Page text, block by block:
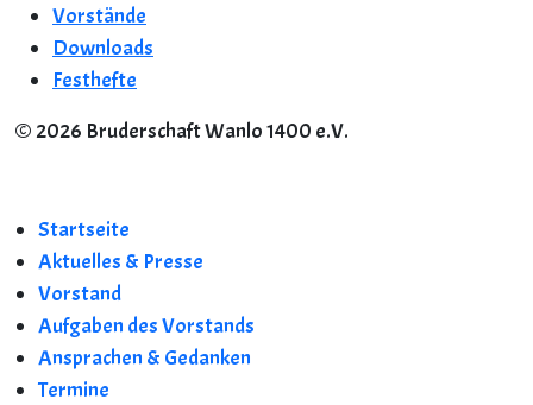
Vorstände
Downloads
Festhefte
© 2026 Bruderschaft Wanlo 1400 e.V.
Startseite
Aktuelles & Presse
Vorstand
Aufgaben des Vorstands
Ansprachen & Gedanken
Termine